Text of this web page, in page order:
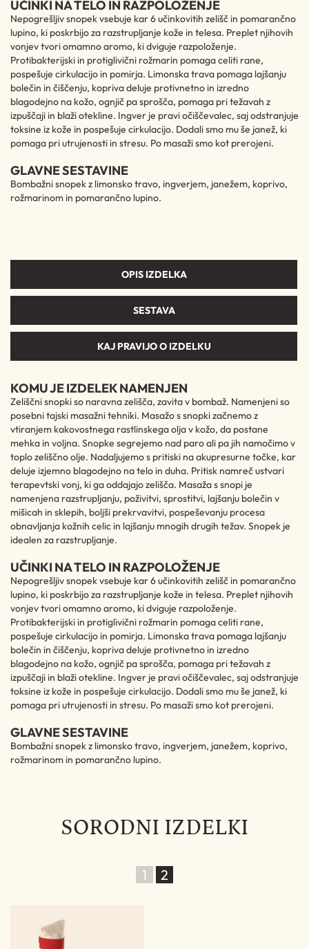
UČINKI NA TELO IN RAZPOLOŽENJE
Nepogrešljiv snopek vsebuje kar 6 učinkovitih zelišč in pomarančno
lupino, ki poskrbijo za razstrupljanje kože in telesa. Preplet njihovih
vonjev tvori omamno aromo, ki dviguje razpoloženje.
Protibakterijski in protiglivični rožmarin pomaga celiti rane,
pospešuje cirkulacijo in pomirja. Limonska trava pomaga lajšanju
bolečin in čiščenju, kopriva deluje protivnetno in izredno
blagodejno na kožo, ognjič pa sprošča, pomaga pri težavah z
izpuščaji in blaži otekline. Ingver je pravi očiščevalec, saj odstranjuje
toksine iz kože in pospešuje cirkulacijo. Dodali smo mu še janež, ki
pomaga pri utrujenosti in stresu. Po masaži smo kot prerojeni.
GLAVNE SESTAVINE
Bombažni snopek z limonsko travo, ingverjem, janežem, koprivo,
rožmarinom in pomarančno lupino.
OPIS IZDELKA
SESTAVA
KAJ PRAVIJO O IZDELKU
KOMU JE IZDELEK NAMENJEN
Zeliščni snopki so naravna zelišča, zavita v bombaž. Namenjeni so
posebni tajski masažni tehniki. Masažo s snopki začnemo z
vtiranjem kakovostnega rastlinskega olja v kožo, da postane
mehka in voljna. Snopke segrejemo nad paro ali pa jih namočimo v
toplo zeliščno olje. Nadaljujemo s pritiski na akupresurne točke, kar
deluje izjemno blagodejno na telo in duha. Pritisk namreč ustvari
terapevtski vonj, ki ga oddajajo zelišča. Masaža s snopi je
namenjena razstrupljanju, poživitvi, sprostitvi, lajšanju bolečin v
mišicah in sklepih, boljši prekrvavitvi, pospeševanju procesa
obnavljanja kožnih celic in lajšanju mnogih drugih težav. Snopek je
idealen za razstrupljanje.
UČINKI NA TELO IN RAZPOLOŽENJE
Nepogrešljiv snopek vsebuje kar 6 učinkovitih zelišč in pomarančno
lupino, ki poskrbijo za razstrupljanje kože in telesa. Preplet njihovih
vonjev tvori omamno aromo, ki dviguje razpoloženje.
Protibakterijski in protiglivični rožmarin pomaga celiti rane,
pospešuje cirkulacijo in pomirja. Limonska trava pomaga lajšanju
bolečin in čiščenju, kopriva deluje protivnetno in izredno
blagodejno na kožo, ognjič pa sprošča, pomaga pri težavah z
izpuščaji in blaži otekline. Ingver je pravi očiščevalec, saj odstranjuje
toksine iz kože in pospešuje cirkulacijo. Dodali smo mu še janež, ki
pomaga pri utrujenosti in stresu. Po masaži smo kot prerojeni.
GLAVNE SESTAVINE
Bombažni snopek z limonsko travo, ingverjem, janežem, koprivo,
rožmarinom in pomarančno lupino.
SORODNI IZDELKI
1 2